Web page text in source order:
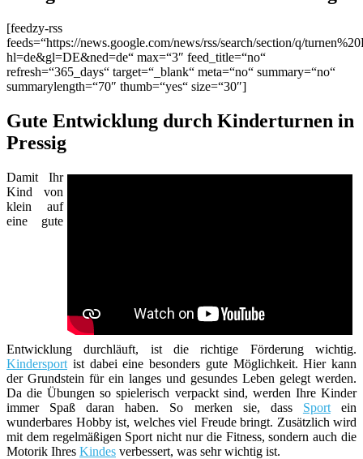
[feedzy-rss
feeds=“https://news.google.com/news/rss/search/section/q/
hl=de&gl=DE&ned=de“ max=“3″ feed_title=“no“
refresh=“365_days“ target=“_blank“ meta=“no“ summary=“no“
summarylength=“70″ thumb=“yes“ size=“30″]
Gute Entwicklung durch Kinderturnen in
Pressig
Damit Ihr
Kind von
klein auf
eine gute
Entwicklung durchläuft, ist die richtige Förderung wichtig.
Kindersport ist dabei eine besonders gute Möglichkeit. Hier kann
der Grundstein für ein langes und gesundes Leben gelegt werden.
Da die Übungen so spielerisch verpackt sind, werden Ihre Kinder
immer Spaß daran haben. So merken sie, dass Sportein
wunderbares Hobby ist, welches viel Freude bringt. Zusätzlich wird
mit dem regelmäßigen Sport nicht nur die Fitness, sondern auch die
Motorik Ihres Kindes verbessert, was sehr wichtig ist.